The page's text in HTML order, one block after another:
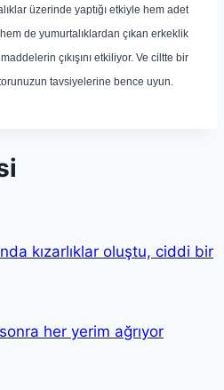
üzerinde yaptığı etkiyle hem adet
de yumurtalıklardan çıkan erkeklik
çıkışını etkiliyor. Ve ciltte bir
tavsiyelerine bence uyun.
kızarlıklar oluştu, ciddi bir
her yerim ağrıyor